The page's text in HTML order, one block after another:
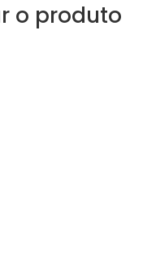
o produto